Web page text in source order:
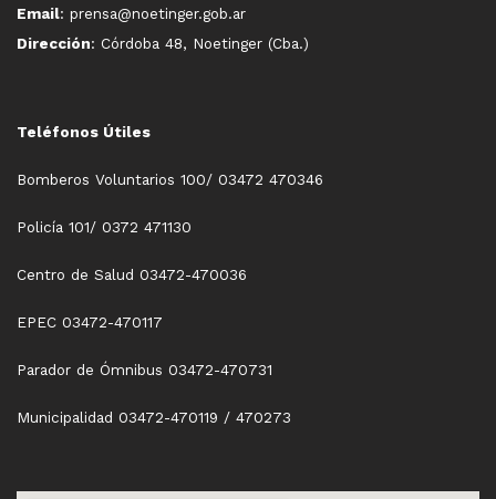
Email: prensa@noetinger.gob.ar
Dirección: Córdoba 48, Noetinger (Cba.)
Teléfonos Útiles
Bomberos Voluntarios 100/ 03472 470346
Policía 101/ 0372 471130
Centro de Salud 03472-470036
EPEC 03472-470117
Parador de Ómnibus 03472-470731
Municipalidad 03472-470119 / 470273